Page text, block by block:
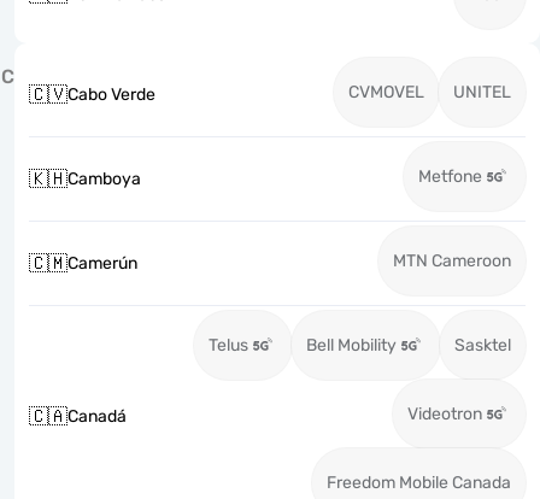
C
🇨🇻Cabo Verde CVMOVEL UNITEL
🇰🇭Camboya Metfone
🇨🇲Camerún MTN Cameroon
🇨🇦Canadá
Telus Bell Mobility Sasktel
Videotron
Freedom Mobile Canada